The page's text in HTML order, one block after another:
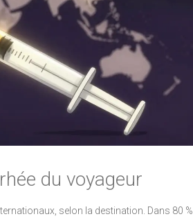
du voyageur
selon la destination. Dans 80 %